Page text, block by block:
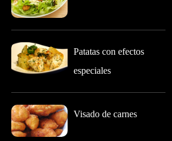
Patatas con efectos
especiales
Visado de carnes